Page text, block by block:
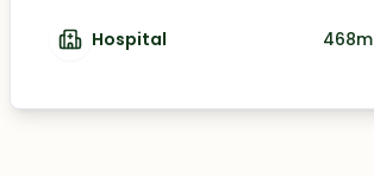
Hospital 468m